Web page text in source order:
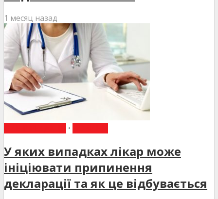
1 месяц назад
•
У яких випадках лікар може
ініціювати припинення
декларації та як це відбувається